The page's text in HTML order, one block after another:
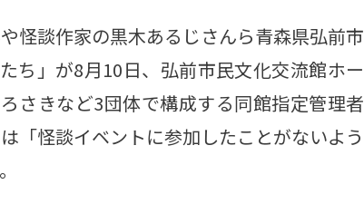
怪談作家の黒木あるじさんら青森県弘前市
ち」が8月10日、弘前市民文化交流館ホー
さきなど3団体で構成する同館指定管理者
「怪談イベントに参加したことがないよう